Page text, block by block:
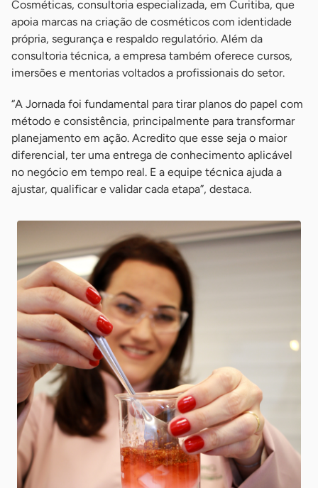
Cosméticas, consultoria especializada, em Curitiba, que
apoia marcas na criação de cosméticos com identidade
própria, segurança e respaldo regulatório. Além da
consultoria técnica, a empresa também oferece cursos,
imersões e mentorias voltados a profissionais do setor.
“A Jornada foi fundamental para tirar planos do papel com
método e consistência, principalmente para transformar
planejamento em ação. Acredito que esse seja o maior
diferencial, ter uma entrega de conhecimento aplicável
no negócio em tempo real. E a equipe técnica ajuda a
ajustar, qualificar e validar cada etapa”, destaca.